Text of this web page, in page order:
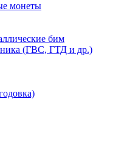
монеты
бим
(ГВС, ГТД и др.)